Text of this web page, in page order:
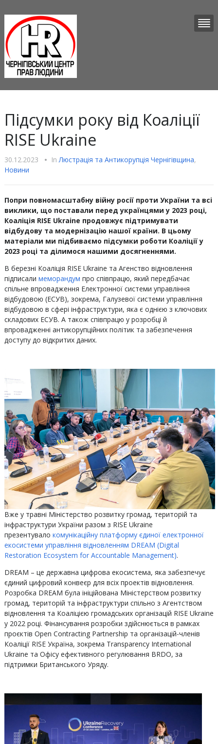
Підсумки року від Коаліції
RISE Ukraine
30.12.2023 • InЛюстрацiя та Антикорупцiя Чернігівщина,
Новини
Попри повномасштабну війну росії проти України та всі
виклики, що поставали перед українцями у 2023 році,
Коаліція RISE Ukraine продовжує підтримувати
відбудову та модернізацію нашої країни. В цьому
матеріали ми підбиваємо підсумки роботи Коаліції у
2023 році та ділимося нашими досягненнями.
‍В березні Коаліція RISE Ukraine та Агенство відновлення
підписали меморандум про співпрацю, який передбачає
спільне впровадження Електронної системи управління
відбудовою (ЕСУВ), зокрема, Галузевої системи управління
відбудовою в сфері інфраструктури, яка є однією з ключових
складових ЕСУВ. А також співпрацю у розробці й
впровадженні антикорупційних політик та забезпечення
доступу до відкритих даних.
‍Вже у травні Міністерство розвитку громад, територій та
інфраструктури України разом з RISE Ukraine
презентувало комунікаційну платформу єдиної електронної
екосистеми управління відновленням DREAM (Digital
Restoration Ecosystem for Accountable Management).
‍DREAM – це державна цифрова екосистема, яка забезпечує
єдиний цифровий конвеєр для всіх проектів відновлення.
Розробка DREAM була ініційована Міністерством розвитку
громад, територій та інфраструктури спільно з Агентством
відновлення та Коаліцією громадських організацій RISE Ukraine
у 2022 році. Фінансування розробки здійснюється в рамках
проєктів Open Contracting Partnership та організацій-членів
Коаліції RISE Україна, зокрема Transparency International
Ukraine та Офісу ефективного регулювання BRDO, за
підтримки Британського Уряду.